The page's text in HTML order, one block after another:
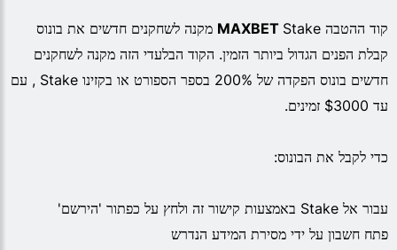
קוד ההטבה MAXBET Stake מקנה לשחקנים חדשים את בונוס
קבלת הפנים הגדול ביותר הזמין. הקוד הבלעדי הזה מקנה לשחקנים
חדשים בונוס הפקדה של 200% בספר הספורט או בקזינו Stake , עם
עד $3000 זמינים.
כדי לקבל את הבונוס:
עבור אל Stake באמצעות קישור זה ולחץ על כפתור 'הירשם'
פתח חשבון על ידי מסירת המידע הנדרש